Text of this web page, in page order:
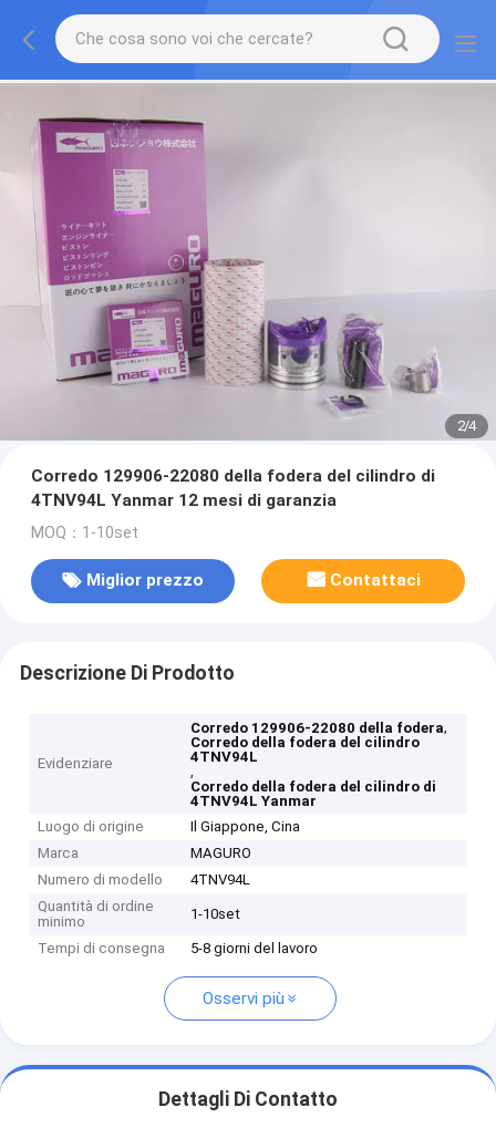
2/4
Corredo 129906-22080 della fodera del cilindro di
4TNV94L Yanmar 12 mesi di garanzia
MOQ：1-10set
Miglior prezzo Contattaci
Descrizione Di Prodotto
Evidenziare
Corredo 129906-22080 della fodera,
Corredo della fodera del cilindro
4TNV94L
,
Corredo della fodera del cilindro di
4TNV94L Yanmar
Luogo di origine
Il Giappone, Cina
Marca
MAGURO
Numero di modello
4TNV94L
Quantità di ordine
minimo
1-10set
Tempi di consegna 5-8 giorni del lavoro
Osservi più
Dettagli Di Contatto